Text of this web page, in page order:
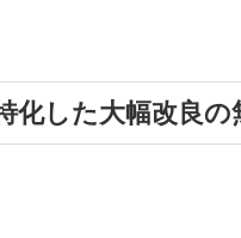
化した大幅改良の